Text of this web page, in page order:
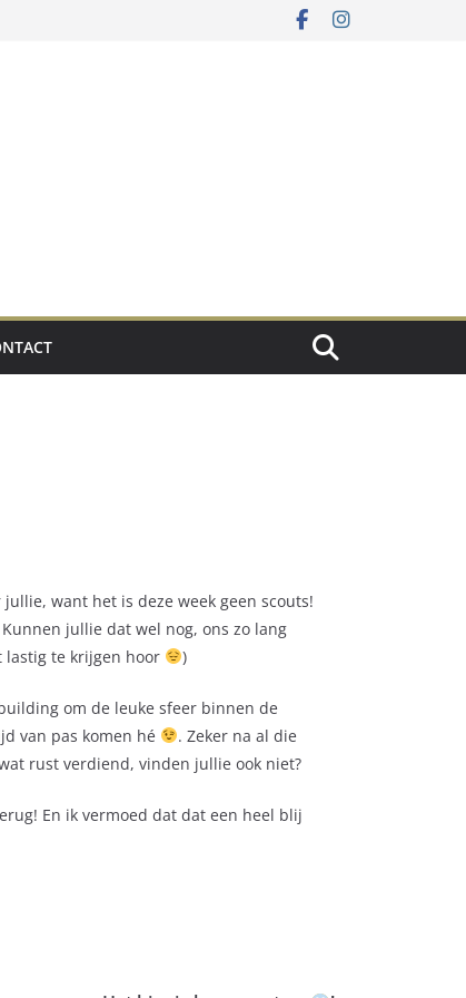
want het is deze week geen scouts!
jullie dat wel nog, ons zo lang
lastig te krijgen hoor
)
om de leuke sfeer binnen de
van pas komen hé
. Zeker na al die
rust verdiend, vinden jullie ook niet?
En ik vermoed dat dat een heel blij